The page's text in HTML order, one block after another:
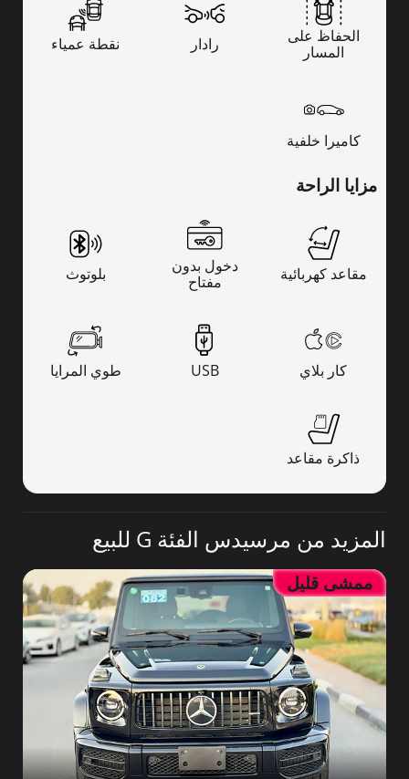
الحفاظ على
المسار
رادار نقطة عمياء
كاميرا خلفية
مزايا الراحة
مقاعد كهربائية
دخول بدون
مفتاح
بلوتوث
كار بلاي USB طوي المرايا
ذاكرة مقاعد
المزيد من مرسيدس الفئة G للبيع
ممشى قليل